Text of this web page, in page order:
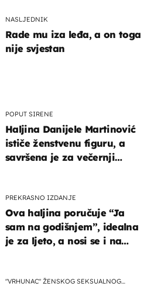
NASLJEDNIK
Rade mu iza leđa, a on toga
nije svjestan
POPUT SIRENE
Haljina Danijele Martinović
ističe ženstvenu figuru, a
savršena je za večernji
PREKRASNO IZDANJE
Ova haljina poručuje “Ja
sam na godišnjem”, idealna
je za ljeto, a nosi se i na
"VRHUNAC" ŽENSKOG SEKSUALNOG